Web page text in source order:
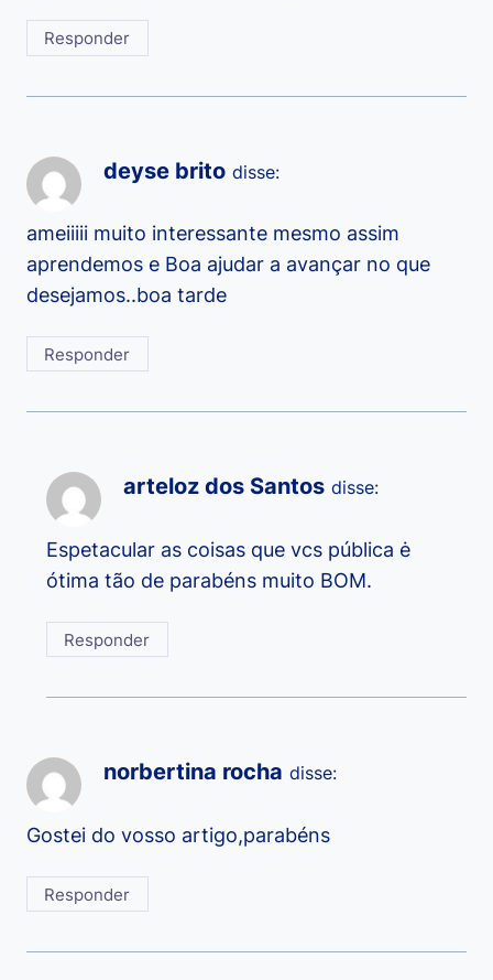
Responder
deyse brito disse:
ameiiiii muito interessante mesmo assim
aprendemos e Boa ajudar a avançar no que
desejamos..boa tarde
Responder
arteloz dos Santos disse:
Espetacular as coisas que vcs pública ė
ótima tão de parabéns muito BOM.
Responder
norbertina rocha disse:
Gostei do vosso artigo,parabéns
Responder